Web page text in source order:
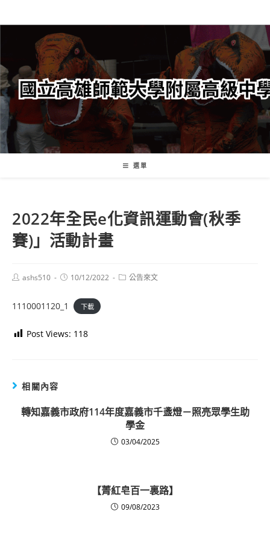
轉
要
內
容
選單
2022年全民e化資訊運動會(秋季
賽)」活動計畫
Postashs510
Post10/12/2022
Post公告來文
1110001120_1 下載
Post Views: 118
相關內容
轉知嘉義市政府114年度嘉義市千盞燈－照亮眾學生助
學金
03/04/2025
【菁紅皂百一裏路】
09/08/2023